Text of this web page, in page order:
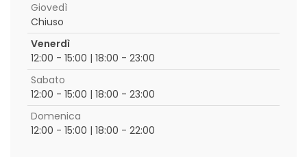
Giovedì
Chiuso
Venerdì
12:00 - 15:00 | 18:00 - 23:00
Sabato
12:00 - 15:00 | 18:00 - 23:00
Domenica
12:00 - 15:00 | 18:00 - 22:00